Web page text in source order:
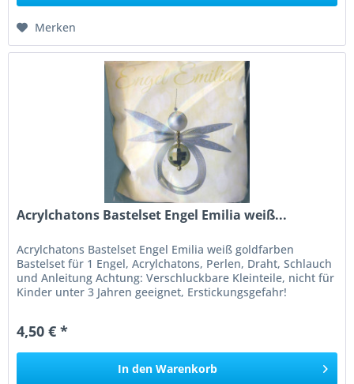
Merken
Acrylchatons Bastelset Engel Emilia weiß...
Acrylchatons Bastelset Engel Emilia weiß goldfarben
Bastelset für 1 Engel, Acrylchatons, Perlen, Draht, Schlauch
und Anleitung Achtung: Verschluckbare Kleinteile, nicht für
Kinder unter 3 Jahren geeignet, Erstickungsgefahr!
4,50 € *
In den Warenkorb